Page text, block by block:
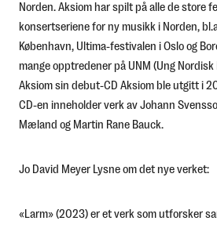
Norden. Aksiom har spilt på alle de store
konsertseriene for ny musikk i Norden,
København, Ultima-festivalen i Oslo og
mange opptredener på UNM (Ung
Aksiom sin debut-CD Aksiom ble utgitt i
CD-en inneholder verk av Johann
Mæland og Martin Rane Bauck.
Jo David Meyer Lysne om det nye verket:
«Larm» (2023) er et verk som utforsker